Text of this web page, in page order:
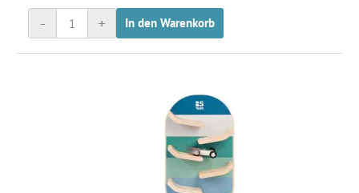
+
- In den Warenkorb